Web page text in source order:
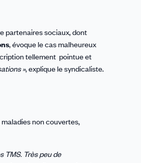
partenaires sociaux, dont
, évoque le cas malheureux
tellement pointue et
», explique le syndicaliste.
maladies non couvertes,
TMS. Très peu de